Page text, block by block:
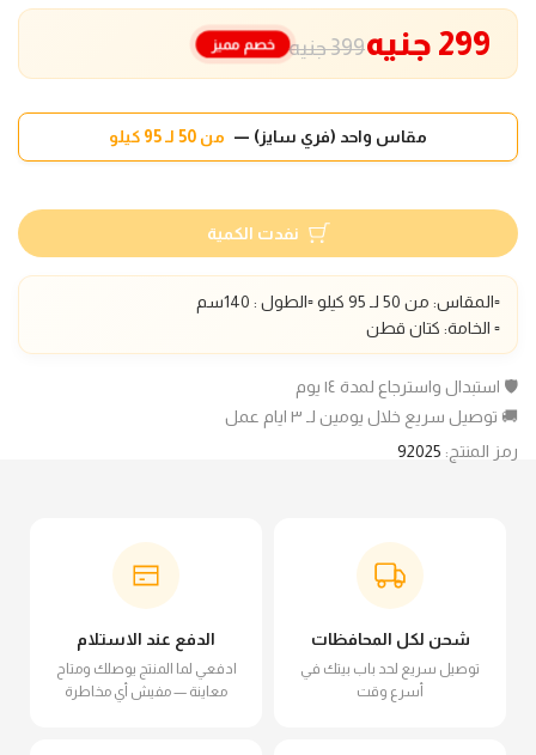
399 جنيه 299 جنيه خصم مميز
مقاس واحد (فري سايز) — من 50 لـ 95 كيلو
نفدت الكمية
▫️المقاس: من 50 لـ 95 كيلو ▫️الطول : 140سم
▫️ الخامة: كتان قطن
🛡️ استبدال واسترجاع لمدة ١٤ يوم
🚚 توصيل سريع خلال يومين لـ ٣ ايام عمل
رمز المنتج: 92025
شحن لكل المحافظات
توصيل سريع لحد باب بيتك في
أسرع وقت
الدفع عند الاستلام
ادفعي لما المنتج يوصلك ومتاح
معاينة — مفيش أي مخاطرة